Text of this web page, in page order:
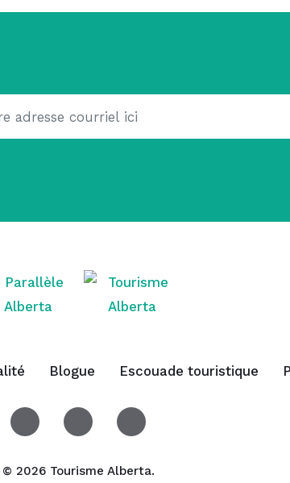
Blogue Escouade touristique
© 2026 Tourisme Alberta.